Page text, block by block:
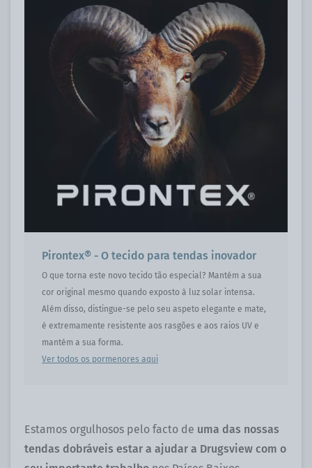
Pirontex® - O tecido para tendas inovador
O que torna este novo tecido tão especial? Mantém a sua
cor original mesmo quando exposto à luz solar intensa.
Além disso, distingue-se pelo seu aspeto elegante e mate,
é extremamente resistente aos rasgões e aos raios UV e
mantém a sua forma.
Ver todos os pormenores aqui
Estamos orgulhosos pelo facto de uma das nossas
tendas dobráveis estar a ajudar a Drugsview com o